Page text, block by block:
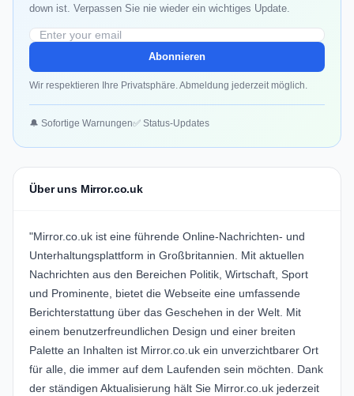
down ist. Verpassen Sie nie wieder ein wichtiges Update.
Abonnieren
Wir respektieren Ihre Privatsphäre. Abmeldung jederzeit möglich.
🔔 Sofortige Warnungen✅ Status-Updates
Über uns Mirror.co.uk
"Mirror.co.uk ist eine führende Online-Nachrichten- und
Unterhaltungsplattform in Großbritannien. Mit aktuellen
Nachrichten aus den Bereichen Politik, Wirtschaft, Sport
und Prominente, bietet die Webseite eine umfassende
Berichterstattung über das Geschehen in der Welt. Mit
einem benutzerfreundlichen Design und einer breiten
Palette an Inhalten ist Mirror.co.uk ein unverzichtbarer Ort
für alle, die immer auf dem Laufenden sein möchten. Dank
der ständigen Aktualisierung hält Sie Mirror.co.uk jederzeit